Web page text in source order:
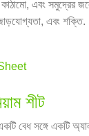
এবং সমুদ্রের
এবং শক্তি.
শীট
বেধ সঙ্গে একটি